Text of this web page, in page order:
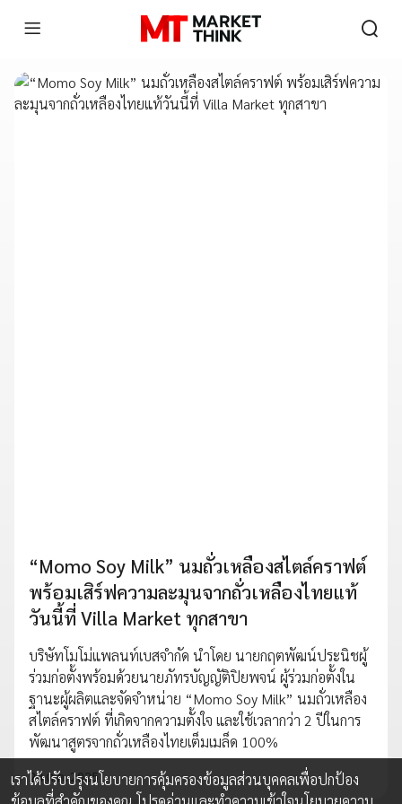
“Momo Soy Milk” นมถั่วเหลืองสไตล์คราฟต์
พร้อมเสิร์ฟความละมุนจากถั่วเหลืองไทยแท้
วันนี้ที่ Villa Market ทุกสาขา
บริษัทโมโม่แพลนท์เบสจำกัด นำโดย นายกฤตพัฒน์ประนิชผู้
ร่วมก่อตั้งพร้อมด้วยนายภัทรบัญญัติปิยพจน์ ผู้ร่วมก่อตั้งใน
ฐานะผู้ผลิตและจัดจำหน่าย “Momo Soy Milk” นมถั่วเหลือง
สไตล์คราฟต์ ที่เกิดจากความตั้งใจ และใช้เวลากว่า 2 ปีในการ
พัฒนาสูตรจากถั่วเหลืองไทยเต็มเมล็ด 100%
24 ต.ค. 2025
เราได้ปรับปรุงนโยบายการคุ้มครองข้อมูลส่วนบุคคลเพื่อปกป้อง